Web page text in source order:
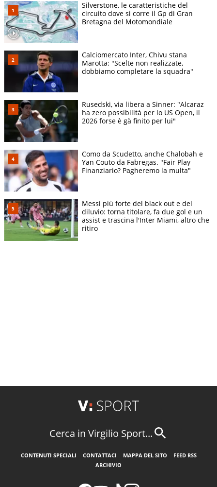
Silverstone, le caratteristiche del
circuito dove si corre il Gp di Gran
Bretagna del Motomondiale
Calciomercato Inter, Chivu stana
Marotta: "Scelte non realizzate,
dobbiamo completare la squadra"
Rusedski, via libera a Sinner: "Alcaraz
ha zero possibilità per lo US Open, il
2026 forse è gà finito per lui"
Como da Scudetto, anche Chalobah e
Yan Couto da Fabregas. "Fair Play
Finanziario? Pagheremo la multa"
Messi più forte del black out e del
diluvio: torna titolare, fa due gol e un
assist e trascina l'Inter Miami, altro che
ritiro
Cerca in Virgilio Sport...
CONTENUTI SPECIALI CONTATTACI MAPPA DEL SITO
FEED RSS
ARCHIVIO